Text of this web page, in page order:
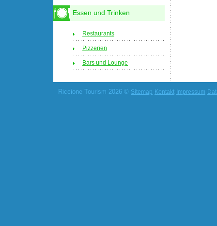
Essen und Trinken
Restaurants
Pizzerien
Bars und Lounge
Riccione Tourism 2026 © Sitemap Kontakt Impressum